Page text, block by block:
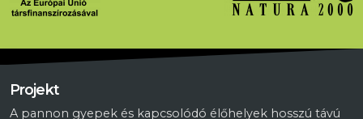
Projekt
A pannon gyepek és kapcsolódó élőhelyek hosszú távú